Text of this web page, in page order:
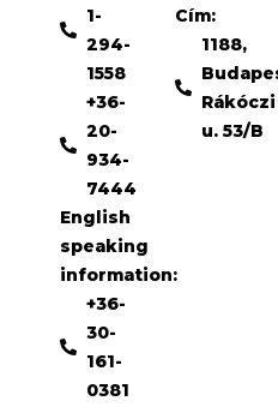
1-
294-
1558
+36-
20-
934-
7444
English
speaking
information:
+36-
30-
161-
0381
Cím:
1188,
Rákóczi
u. 53/B